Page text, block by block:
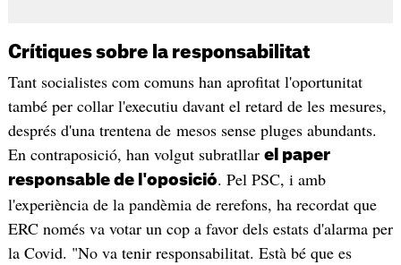
Crítiques sobre la responsabilitat
Tant socialistes com comuns han aprofitat l'oportunitat
també per collar l'executiu davant el retard de les mesures,
després d'una trentena de mesos sense pluges abundants.
En contraposició, han volgut subratllar el paper
responsable de l'oposició. Pel PSC, i amb
l'experiència de la pandèmia de rerefons, ha recordat que
ERC només va votar un cop a favor dels estats d'alarma per
la Covid. "No va tenir responsabilitat. Està bé que es